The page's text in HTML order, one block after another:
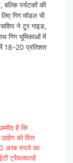
बल्कि पर्यटकों की
गिग मॉडल भी
ने टूर गाइड,
गिग भूमिकाओं में
18-20 प्रतिशत
है कि
को वित्त
अरब रुपये का
ट्रैवलवर्ल्ड